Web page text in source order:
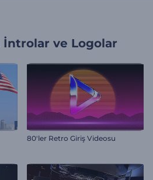
İntrolar ve Logolar
80'ler Retro Giriş Videosu